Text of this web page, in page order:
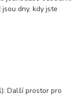
jsoudny,kdyjste
Dalšíprostorpro